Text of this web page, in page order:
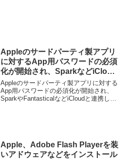
Appleのサードパーティ製アプリ
に対するApp用パスワードの必須
化が開始され、SparkなどiCloud
と連携したアプリでサインアウト
が始まる。
Appleのサードパーティ製アプリに対する
App用パスワードの必須化が開始され、
SparkやFantasticalなどiCloudと連携した
Apple、Adobe Flash Playerを装
いアドウェアなどをインストール